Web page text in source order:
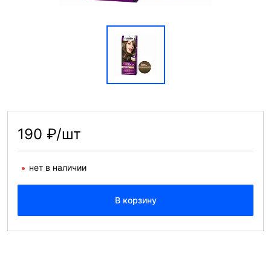
190 ₽/шт
нет в наличии
В корзину